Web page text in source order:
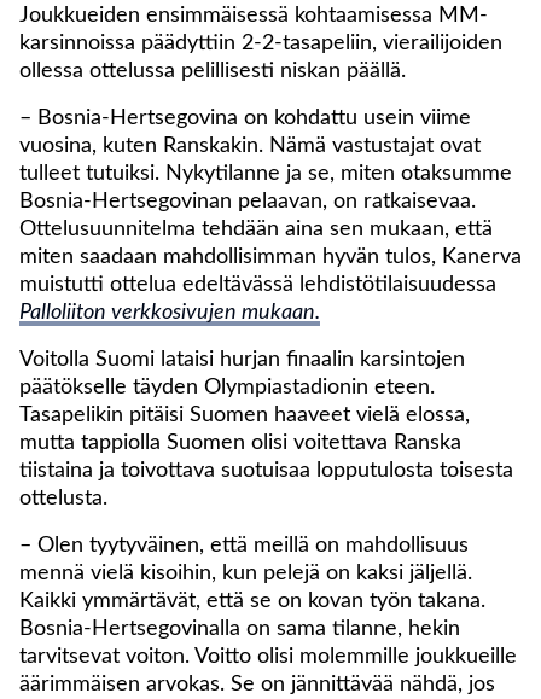
Joukkueiden ensimmäisessä kohtaamisessa MM-
karsinnoissa päädyttiin 2-2-tasapeliin, vierailijoiden
ollessa ottelussa pelillisesti niskan päällä.
– Bosnia-Hertsegovina on kohdattu usein viime
vuosina, kuten Ranskakin. Nämä vastustajat ovat
tulleet tutuiksi. Nykytilanne ja se, miten otaksumme
Bosnia-Hertsegovinan pelaavan, on ratkaisevaa.
Ottelusuunnitelma tehdään aina sen mukaan, että
miten saadaan mahdollisimman hyvän tulos, Kanerva
muistutti ottelua edeltävässä lehdistötilaisuudessa
Palloliiton verkkosivujen mukaan.
Voitolla Suomi lataisi hurjan finaalin karsintojen
päätökselle täyden Olympiastadionin eteen.
Tasapelikin pitäisi Suomen haaveet vielä elossa,
mutta tappiolla Suomen olisi voitettava Ranska
tiistaina ja toivottava suotuisaa lopputulosta toisesta
ottelusta.
– Olen tyytyväinen, että meillä on mahdollisuus
mennä vielä kisoihin, kun pelejä on kaksi jäljellä.
Kaikki ymmärtävät, että se on kovan työn takana.
Bosnia-Hertsegovinalla on sama tilanne, hekin
tarvitsevat voiton. Voitto olisi molemmille joukkueille
äärimmäisen arvokas. Se on jännittävää nähdä, jos